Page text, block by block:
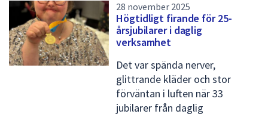
t
e
r
28 november 2025
Högtidligt firande för 25-
årsjubilarer i daglig
verksamhet
Det var spända nerver,
glittrande kläder och stor
förväntan i luften när 33
jubilarer från daglig